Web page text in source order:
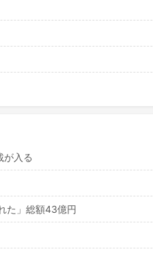
が入る
た」総額43億円